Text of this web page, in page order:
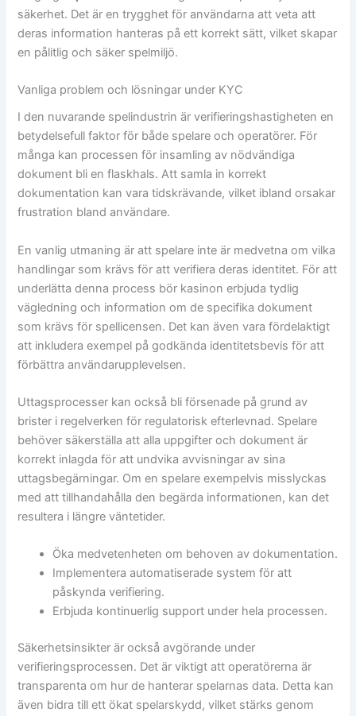
säkerhet. Det är en trygghet för användarna att veta att
deras information hanteras på ett korrekt sätt, vilket skapar
en pålitlig och säker spelmiljö.
Vanliga problem och lösningar under KYC
I den nuvarande spelindustrin är verifieringshastigheten en
betydelsefull faktor för både spelare och operatörer. För
många kan processen för insamling av nödvändiga
dokument bli en flaskhals. Att samla in korrekt
dokumentation kan vara tidskrävande, vilket ibland orsakar
frustration bland användare.
En vanlig utmaning är att spelare inte är medvetna om vilka
handlingar som krävs för att verifiera deras identitet. För att
underlätta denna process bör kasinon erbjuda tydlig
vägledning och information om de specifika dokument
som krävs för spellicensen. Det kan även vara fördelaktigt
att inkludera exempel på godkända identitetsbevis för att
förbättra användarupplevelsen.
Uttagsprocesser kan också bli försenade på grund av
brister i regelverken för regulatorisk efterlevnad. Spelare
behöver säkerställa att alla uppgifter och dokument är
korrekt inlagda för att undvika avvisningar av sina
uttagsbegärningar. Om en spelare exempelvis misslyckas
med att tillhandahålla den begärda informationen, kan det
resultera i längre väntetider.
Öka medvetenheten om behoven av dokumentation.
Implementera automatiserade system för att
påskynda verifiering.
Erbjuda kontinuerlig support under hela processen.
Säkerhetsinsikter är också avgörande under
verifieringsprocessen. Det är viktigt att operatörerna är
transparenta om hur de hanterar spelarnas data. Detta kan
även bidra till ett ökat spelarskydd, vilket stärks genom